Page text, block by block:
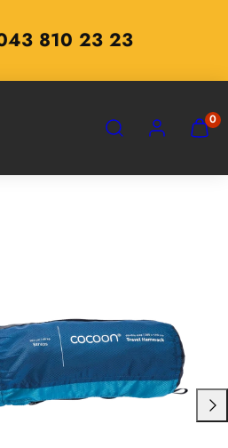
810 23 23
0
Nach